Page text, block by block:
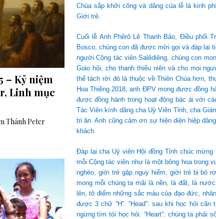
Chúa sắp khởi công và dâng của lễ là kinh
Giới trẻ.
Cuối lễ Anh Phêrô Lê Thanh Bảo, Điều phối
Bosco, chúng con đã được mời gọi và đáp lại
người Cộng tác viên Salêdiêng, chúng con
Giáo hội, cho thanh thiếu niên và cho mọi
thể tách rời đó là thuộc về Thiên Chúa hơn,
Hoa Thiêng 2018, anh ĐPV mong được đồng
được đồng hành trong hoạt động bác ái với
Tác Viên kính dâng cha Uỷ Viên Tỉnh, cha
tri ân. Anh cũng cảm ơn sự hiện diện hiệp
khách.
Đáp lại cha Uỷ viên Hội đồng Tỉnh chúc
mỗi Cộng tác viên như là một bông hoa trong
nghèo, giới trẻ gặp nguy hiểm, giới trẻ bị bỏ
mong mỗi chúng ta mãi là nền, là đất, là
lên, tô điểm những sắc màu của đạo đức,
được 3 chữ “H”. “Head”: sau khi học hỏi
ngừng tìm tòi học hỏi. “Heart”: chúng ta phải
– Kỷ niệm
Linh mục
Thánh Peter